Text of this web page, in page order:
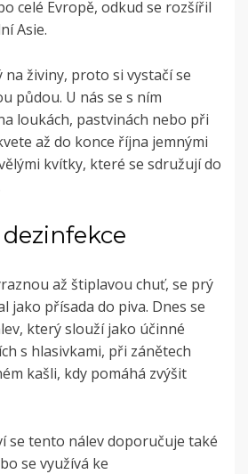
celé Evropě, odkud se rozšířil
Asie.
na živiny, proto si vystačí se
půdou. U nás se s ním
loukách, pastvinách nebo při
až do konce října jemnými
kvítky, které se sdružují do
až štiplavou chuť, se prý
jako přísada do piva. Dnes se
který slouží jako účinné
s hlasivkami, při zánětech
kašli, kdy pomáhá zvýšit
se tento nálev doporučuje také
se využívá ke